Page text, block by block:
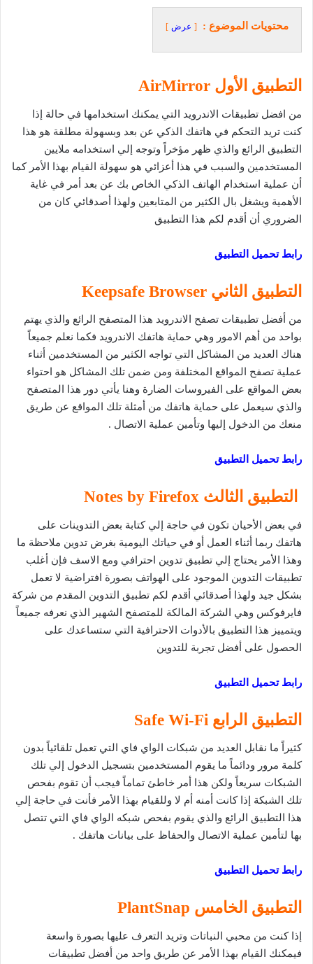
محتويات الموضوع : عرض
التطبيق الأول AirMirror
من افضل تطبيقات الاندرويد التي يمكنك استخدامها في حالة إذا
كنت تريد التحكم في هاتفك الذكي عن بعد وبسهولة مطلقة هو هذا
التطبيق الرائع والذي ظهر مؤخراً وتوجه إلي استخدامه ملايين
المستخدمين والسبب في هذا أعزائي هو سهولة القيام بهذا الأمر كما
أن عملية استخدام الهاتف الذكي الخاص بك عن بعد أمر في غاية
الأهمية ويشغل بال الكثير من المتابعين ولهذا أصدقائي كان من
الضروري أن أقدم لكم هذا التطبيق
رابط تحميل التطبيق
التطبيق الثاني Keepsafe Browser
من أفضل تطبيقات تصفح الاندرويد هذا المتصفح الرائع والذي يهتم
بواحد من أهم الامور وهي حماية هاتفك الاندرويد فكما نعلم جميعاً
هناك العديد من المشاكل التي تواجه الكثير من المستخدمين أثناء
عملية تصفح المواقع المختلفة ومن ضمن تلك المشاكل هو احتواء
بعض المواقع على الفيروسات الضارة وهنا يأتي دور هذا المتصفح
والذي سيعمل على حماية هاتفك من أمثلة تلك المواقع عن طريق
منعك من الدخول إليها وتأمين عملية الاتصال .
رابط تحميل التطبيق
التطبيق الثالث Notes by Firefox
في بعض الأحيان تكون في حاجة إلي كتابة بعض التدوينات على
هاتفك ربما أثناء العمل أو في حياتك اليومية بغرض تدوين ملاحظة ما
وهذا الأمر يحتاج إلي تطبيق تدوين احترافي ومع الاسف فإن أغلب
تطبيقات التدوين الموجود على الهواتف بصورة افتراضية لا تعمل
بشكل جيد ولهذا أصدقائي أقدم لكم تطبيق التدوين المقدم من شركة
فايرفوكس وهي الشركة المالكة للمتصفح الشهير الذي نعرفه جميعاً
ويتمييز هذا التطبيق بالأدوات الاحترافية التي ستساعدك على
الحصول على أفضل تجربة للتدوين
رابط تحميل التطبيق
التطبيق الرابع Safe Wi-Fi
كثيراً ما نقابل العديد من شبكات الواي فاي التي تعمل تلقائياً بدون
كلمة مرور ودائماً ما يقوم المستخدمين بتسجيل الدخول إلي تلك
الشبكات سريعاً ولكن هذا أمر خاطئ تماماً فيجب أن تقوم بفحص
تلك الشبكة إذا كانت أمنه أم لا وللقيام بهذا الأمر فأنت في حاجة إلي
هذا التطبيق الرائع والذي يقوم بفحص شبكه الواي فاي التي تتصل
بها لتأمين عملية الاتصال والحفاظ على بيانات هاتفك .
رابط تحميل التطبيق
التطبيق الخامس PlantSnap
إذا كنت من محبي النباتات وتريد التعرف عليها بصورة واسعة
فيمكنك القيام بهذا الأمر عن طريق واحد من أفضل تطبيقات